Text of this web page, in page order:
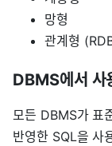
망형
관계형
DBMS에서 사
모든 DBMS가 표
반영한 SQL을 사